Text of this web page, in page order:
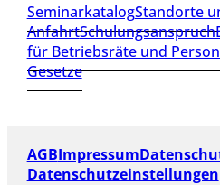
SeminarkatalogStandorte
AnfahrtSchulungsanspruch
für Betriebsräte und
Gesetze
AGBImpressum
Datenschutzeinstellungen